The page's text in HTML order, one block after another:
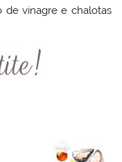
de vinagre e chalotas